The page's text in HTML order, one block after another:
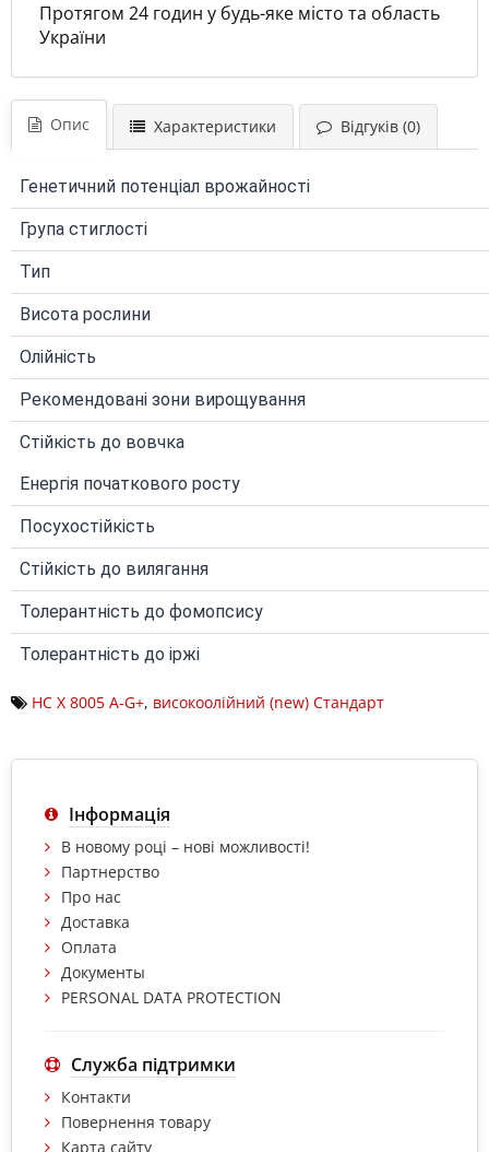
Протягом 24 годин у будь-яке місто та область
України
Опис Характеристики Відгуків (0)
Генетичний потенціал врожайності
Група стиглості
Тип
Висота рослини
Олійність
Рекомендовані зони вирощування
Стійкість до вовчка
Енергія початкового росту
Посухостійкість
Стійкість до вилягання
Толерантність до фомопсису
Толерантність до іржі
НС Х 8005 A-G+, високоолійний (new) Стандарт
Інформація
В новому році – нові можливості!
Партнерство
Про нас
Доставка
Оплата
Документы
PERSONAL DATA PROTECTION
Служба підтримки
Контакти
Повернення товару
Карта сайту